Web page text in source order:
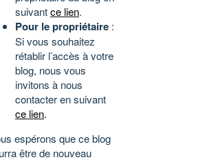
suivantce lien.
Pour le propriétaire :
Si vous souhaitez
rétablir l’accès à votre
blog, nous vous
invitons à nous
contacter en suivant
ce lien.
espérons que ce blog
être de nouveau